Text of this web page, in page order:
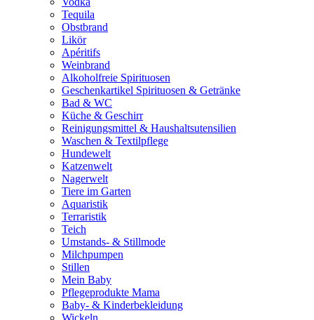
Tequila
Obstbrand
Likör
Apéritifs
Weinbrand
Alkoholfreie Spirituosen
Geschenkartikel Spirituosen & Getränke
Bad & WC
Küche & Geschirr
Reinigungsmittel & Haushaltsutensilien
Waschen & Textilpflege
Hundewelt
Katzenwelt
Nagerwelt
Tiere im Garten
Aquaristik
Terraristik
Teich
Umstands- & Stillmode
Milchpumpen
Stillen
Mein Baby
Pflegeprodukte Mama
Baby- & Kinderbekleidung
Wickeln